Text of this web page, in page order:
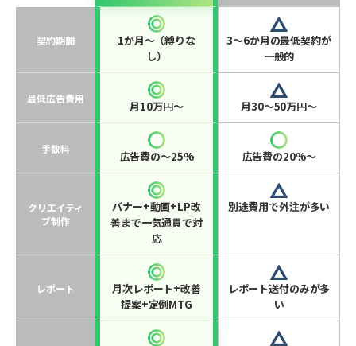
契約期間
1か月〜（縛りな
し）
3〜6か月の最低契約が
一般的
最低広告費用
月10万円〜 月30〜50万円〜
手数料
広告費の〜25% 広告費の20%〜
クリエイティ
ブ制作
バナー+動画+LP改
善まで一気通貫で対
応
別途費用で外注が多い
レポート
月次レポート+改善
提案+定例MTG
レポート送付のみが多
い